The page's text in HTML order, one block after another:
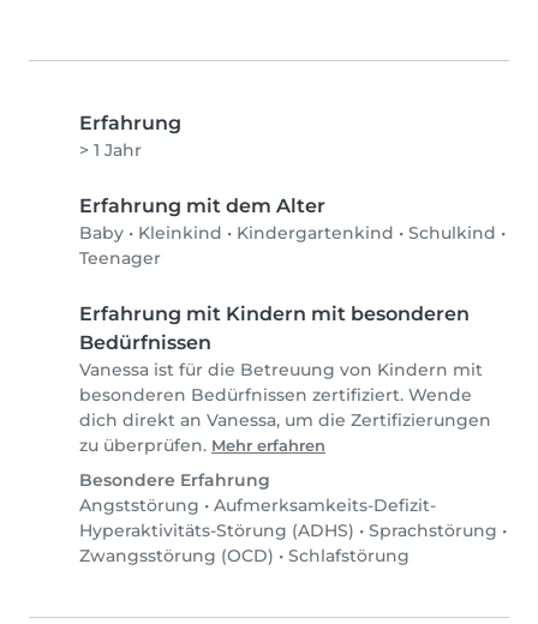
Erfahrung
> 1 Jahr
Erfahrung mit dem Alter
Baby • Kleinkind • Kindergartenkind • Schulkind •
Teenager
Erfahrung mit Kindern mit besonderen
Bedürfnissen
Vanessa ist für die Betreuung von Kindern mit
besonderen Bedürfnissen zertifiziert. Wende
dich direkt an Vanessa, um die Zertifizierungen
zu überprüfen. Mehr erfahren
Besondere Erfahrung
Angststörung • Aufmerksamkeits-Defizit-
Hyperaktivitäts-Störung (ADHS) • Sprachstörung •
Zwangsstörung (OCD) • Schlafstörung